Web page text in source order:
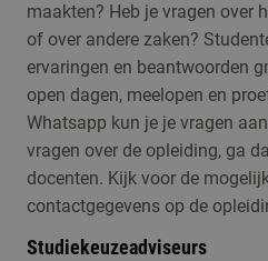
maakten? Heb je vragen over
of over andere zaken?
ervaringen en beantwoorden
open dagen, meelopen en
Whatsapp kun je je vragen
vragen over de opleiding, ga
docenten. Kijk voor de
contactgegevens op de
Studiekeuzeadviseurs